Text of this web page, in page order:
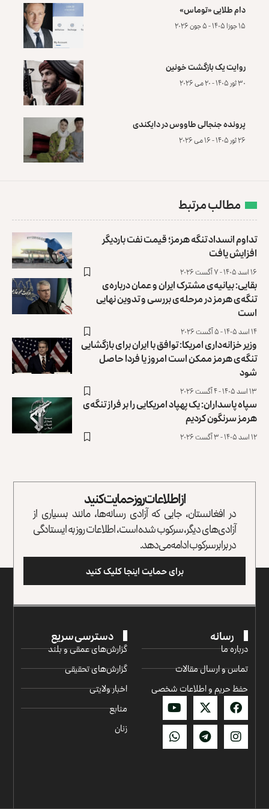
دام طلایی «توماس»
۱۵ جوزا ۱۴۰۵ - ۵ جون ۲۰۲۶
روایت یک بازگشت خونین
۳۰ ثور ۱۴۰۵ - ۲۰ می ۲۰۲۶
پرونده‌ جنجالی طاووس در دایکندی
۲۶ ثور ۱۴۰۵ - ۱۶ می ۲۰۲۶
مطالب مرتبط
تداوم انسداد تنگه هرمز؛ قیمت نفت باردیگر
افزایش یافت
۱۶ اسد ۱۴۰۵ - ۷ آگست ۲۰۲۶
بقایی: بیانیه‌ی مشترک ایران و عمان درباره‌ی
تنگه‌ی هرمز در مرحله‌ی بررسی و تدوین نهایی
است
۱۴ اسد ۱۴۰۵ - ۵ آگست ۲۰۲۶
وزیر خزانه‌داری امریکا: توافق با ایران برای بازگشایی
تنگه‌ی هرمز ممکن است امروز یا فردا حاصل
شود
۱۳ اسد ۱۴۰۵ - ۴ آگست ۲۰۲۶
سپاه پاسداران: یک پهپاد امریکایی را بر فراز تنگه‌ی
هرمز سرنگون کردیم
۱۲ اسد ۱۴۰۵ - ۳ آگست ۲۰۲۶
از اطلاعات روز حمایت کنید
در افغانستان، جایی که آزادی رسانه‌ها، مانند بسیاری از
آزادی‌های دیگر، سرکوب شده است، اطلاعات روز به ایستادگی
در برابر سرکوب ادامه می‌دهد.
برای حمایت اینجا کلیک کنید
رسانه
درباره ما
تماس و ارسال مقالات
حفظ حریم و اطلاعات شخصی
دسترسی سریع
گزارش‌‌های عمقی و بلند
گزارش‌های تحقیقی
اخبار ولایتی
منابع
زنان